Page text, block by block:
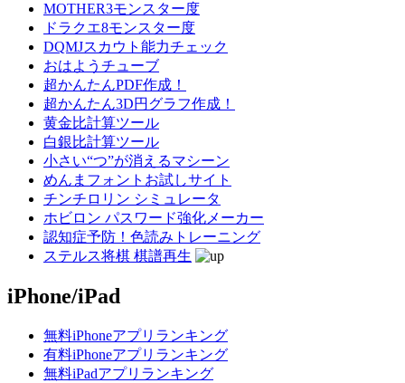
MOTHER3モンスター度
ドラクエ8モンスター度
DQMJスカウト能力チェック
おはようチューブ
超かんたんPDF作成！
超かんたん3D円グラフ作成！
黄金比計算ツール
白銀比計算ツール
小さい“つ”が消えるマシーン
めんまフォントお試しサイト
チンチロリン シミュレータ
ホビロン パスワード強化メーカー
認知症予防！色読みトレーニング
ステルス将棋 棋譜再生
iPhone/iPad
無料iPhoneアプリランキング
有料iPhoneアプリランキング
無料iPadアプリランキング